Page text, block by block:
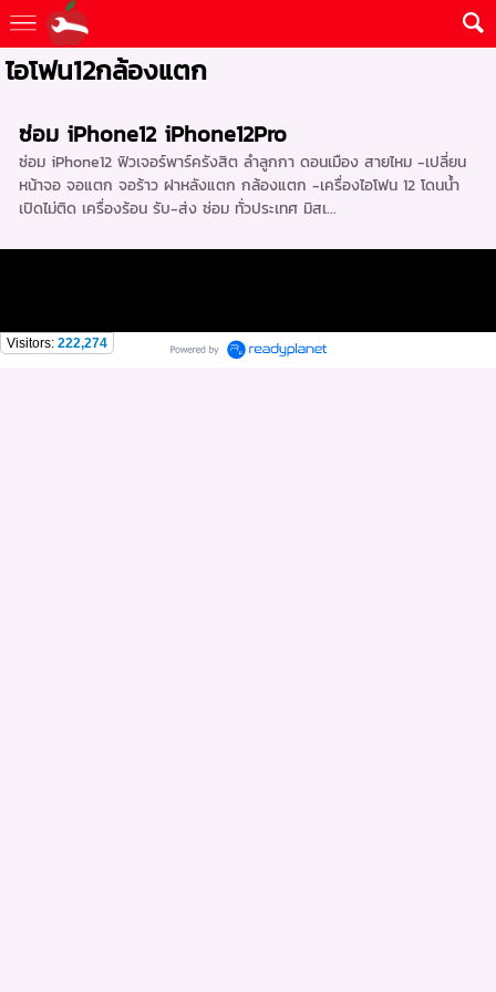
ไอโฟน12กล้องแตก
ซ่อม iPhone12 iPhone12Pro
ซ่อม iPhone12 ฟิวเจอร์พาร์ครังสิต ลำลูกกา ดอนเมือง สายไหม -เปลี่ยน
หน้าจอ จอแตก จอร้าว ฝาหลังแตก กล้องแตก -เครื่องไอโฟน 12 โดนน้ำ
เปิดไม่ติด เครื่องร้อน รับ-ส่ง ซ่อม ทั่วประเทศ มิสเ...
Visitors: 222,274